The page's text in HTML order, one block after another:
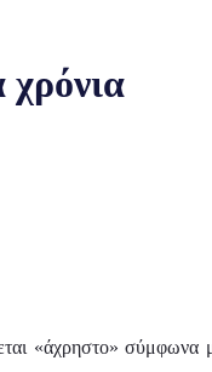
«άχρηστο» σύμφωνα